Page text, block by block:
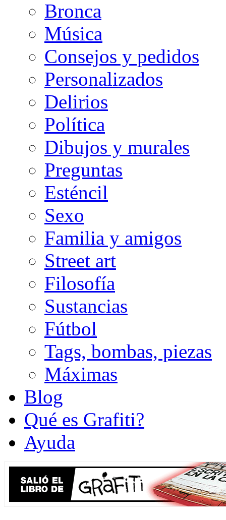
Bronca
Música
Consejos y pedidos
Personalizados
Delirios
Política
Dibujos y murales
Preguntas
Esténcil
Sexo
Familia y amigos
Street art
Filosofía
Sustancias
Fútbol
Tags, bombas, piezas
Máximas
Blog
Qué es Grafiti?
Ayuda